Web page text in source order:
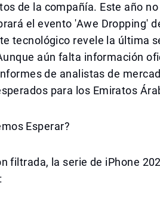
de la compañía. Este año
el evento 'Awe Dropping'
tecnológico revele la última
aún falta información
de analistas de
para los Emiratos
Esperar?
filtrada, la serie de iPhone